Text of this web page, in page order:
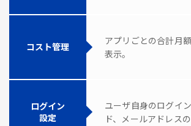
コスト管理
アプリごとの合計月
表示。
ログイン
設定
ユーザ自身のログイ
ド、メールアドレスの